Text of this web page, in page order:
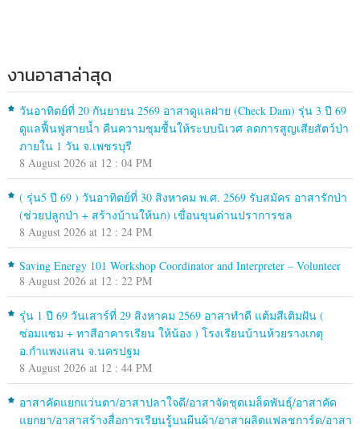
งานอาสาล่าสุด
วันอาทิตย์ที่ 20 กันยายน 2569 อาสาดูแลฝาย (Check Dam) รุ่น 3 ปี 69
ดูแลฟื้นฟูสายน้ำ คืนความชุมชื้นให้ระบบนิเวศ ลดการสูญเสียสัตว์ป่า
ภายใน 1 วัน จ.เพชรบุรี
8 August 2026 at 12 : 04 PM
( รุ่น5 ปี 69 ) วันอาทิตย์ที่ 30 สิงหาคม พ.ศ. 2569 รับสมัคร อาสารักป่า
(ช่วยปลูกป่า + สร้างบ้านให้นก) เขื่อนขุนด่านปราการชล
8 August 2026 at 12 : 24 PM
Saving Energy 101 Workshop Coordinator and Interpreter – Volunteer
8 August 2026 at 12 : 22 PM
รุ่น 1 ปี 69 วันเสาร์ที่ 29 สิงหาคม 2569 อาสาทำดี แต้มสีเติมฝัน (
ซ่อมแซม + ทาสีอาคารเรียน ให้น้อง ) โรงเรียนบ้านห้วยรางเกตุ
อ.กำแพงแสน จ.นครปฐม
8 August 2026 at 12 : 44 PM
อาสาคัดแยกแว่นตา/อาสาปลาใจดี/อาสาจัดชุดเมล็ดพันธุ์/อาสาคัด
แยกยา/อาสาสร้างสื่อการเรียนรู้บนผืนผ้า/อาสาผลิตแฟลชการ์ด/อาสา